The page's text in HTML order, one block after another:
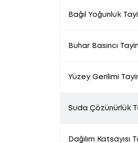
Bağıl Yoğunluk
Buhar Basıncı
Yüzey Gerilimi
Suda Çözünürlük
Dağılım Katsayısı